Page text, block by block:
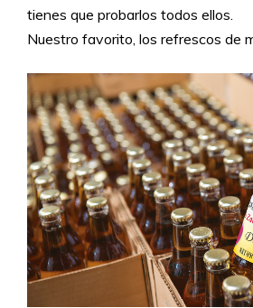
tienes que probarlos todos ellos.
Nuestro favorito, los refrescos de